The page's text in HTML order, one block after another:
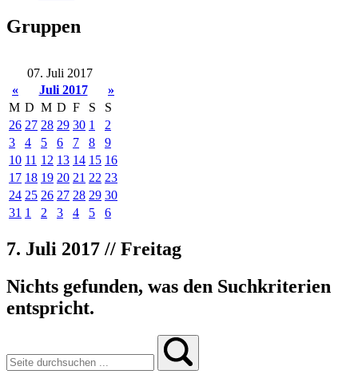
Gruppen
07. Juli 2017
«
Juli 2017
»
M D M D F S
S
26 27 28 29 30 1
2
3
4 5 6 7 8
9
10 11 12 13 14 15 16
17 18 19 20 21 22 23
24 25 26 27 28 29 30
31 1 2 3 4 5 6
7. Juli 2017 // Freitag
Nichts gefunden, was den Suchkriterien
entspricht.